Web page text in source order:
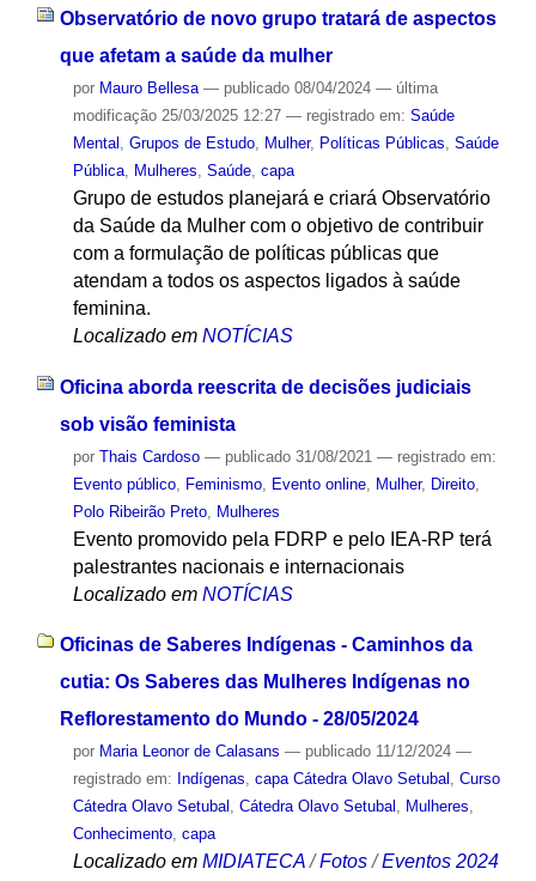
Observatório de novo grupo tratará de aspectos
que afetam a saúde da mulher
por Mauro Bellesa — publicado08/04/2024 — última
modificação25/03/2025 12:27 — registrado em: Saúde
Mental , Grupos de Estudo, Mulher, Políticas Públicas, Saúde
Pública, Mulheres, Saúde, capa
Grupo de estudos planejará e criará Observatório
da Saúde da Mulher com o objetivo de contribuir
com a formulação de políticas públicas que
atendam a todos os aspectos ligados à saúde
feminina.
Localizado em NOTÍCIAS
Oficina aborda reescrita de decisões judiciais
sob visão feminista
por Thais Cardoso — publicado31/08/2021 — registrado em:
Evento público, Feminismo, Evento online, Mulher, Direito,
Polo Ribeirão Preto, Mulheres
Evento promovido pela FDRP e pelo IEA-RP terá
palestrantes nacionais e internacionais
Localizado em NOTÍCIAS
Oficinas de Saberes Indígenas - Caminhos da
cutia: Os Saberes das Mulheres Indígenas no
Reflorestamento do Mundo - 28/05/2024
por Maria Leonor de Calasans — publicado11/12/2024 —
registrado em: Indígenas, capa Cátedra Olavo Setubal , Curso
Cátedra Olavo Setubal , Cátedra Olavo Setubal , Mulheres,
Conhecimento, capa
Localizado em MIDIATECA /Fotos /Eventos 2024